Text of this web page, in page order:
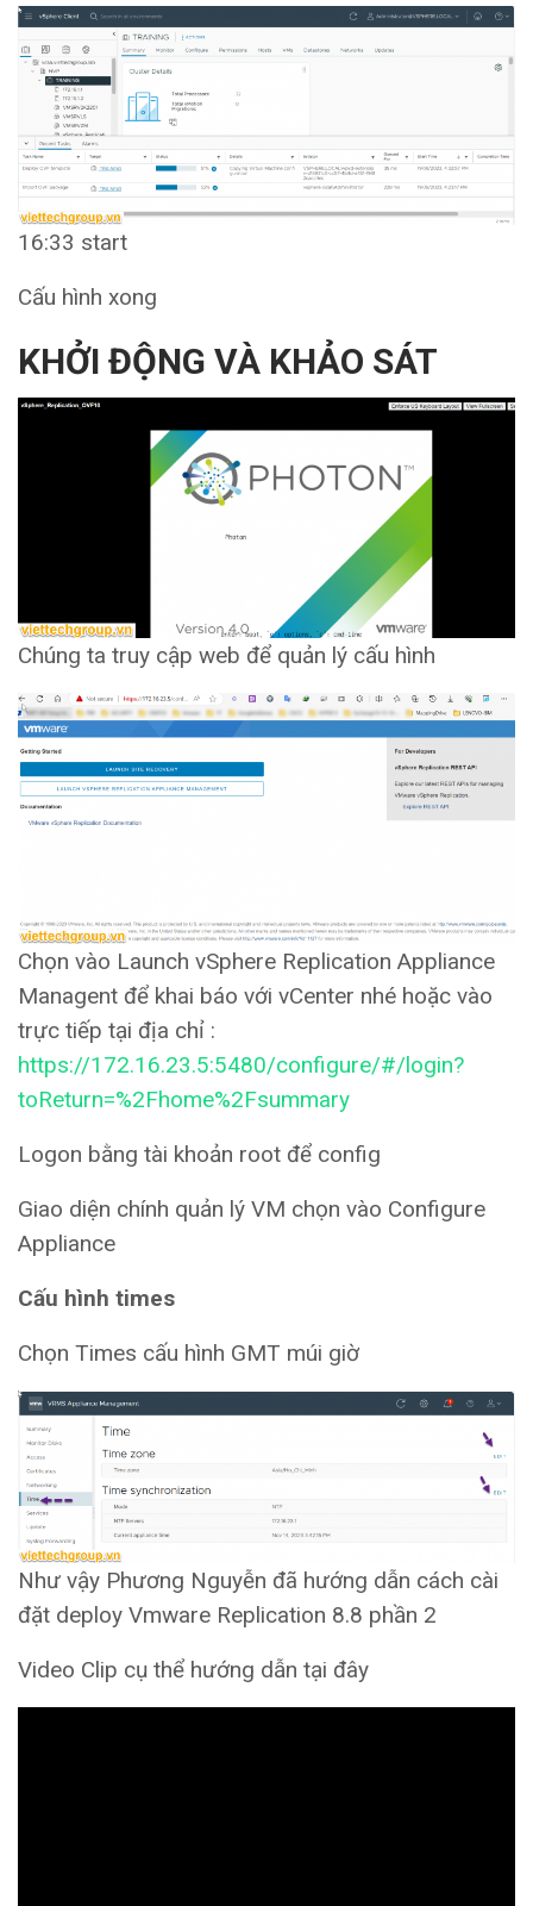
16:33 start
Cấu hình xong
KHỞI ĐỘNG VÀ KHẢO SÁT
Chúng ta truy cập web để quản lý cấu hình
Chọn vào Launch vSphere Replication Appliance
Managent để khai báo với vCenter nhé hoặc vào
trực tiếp tại địa chỉ :
https://172.16.23.5:5480/configure/#/login?
toReturn=%2Fhome%2Fsummary
Logon bằng tài khoản root để config
Giao diện chính quản lý VM chọn vào Configure
Appliance
Cấu hình times
Chọn Times cấu hình GMT múi giờ
Như vậy Phương Nguyễn đã hướng dẫn cách cài
đặt deploy Vmware Replication 8.8 phần 2
Video Clip cụ thể hướng dẫn tại đây